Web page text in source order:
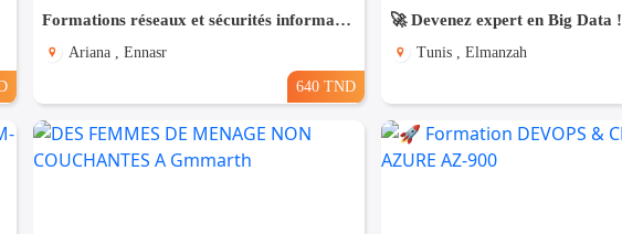
Formations réseaux et sécurités informatiques
Ariana , Ennasr
640 TND
🚀 Devenez expert en Big Data !
Tunis , Elmanzah